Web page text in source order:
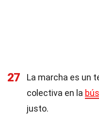
27
La marcha es un
colectiva en la
justo.